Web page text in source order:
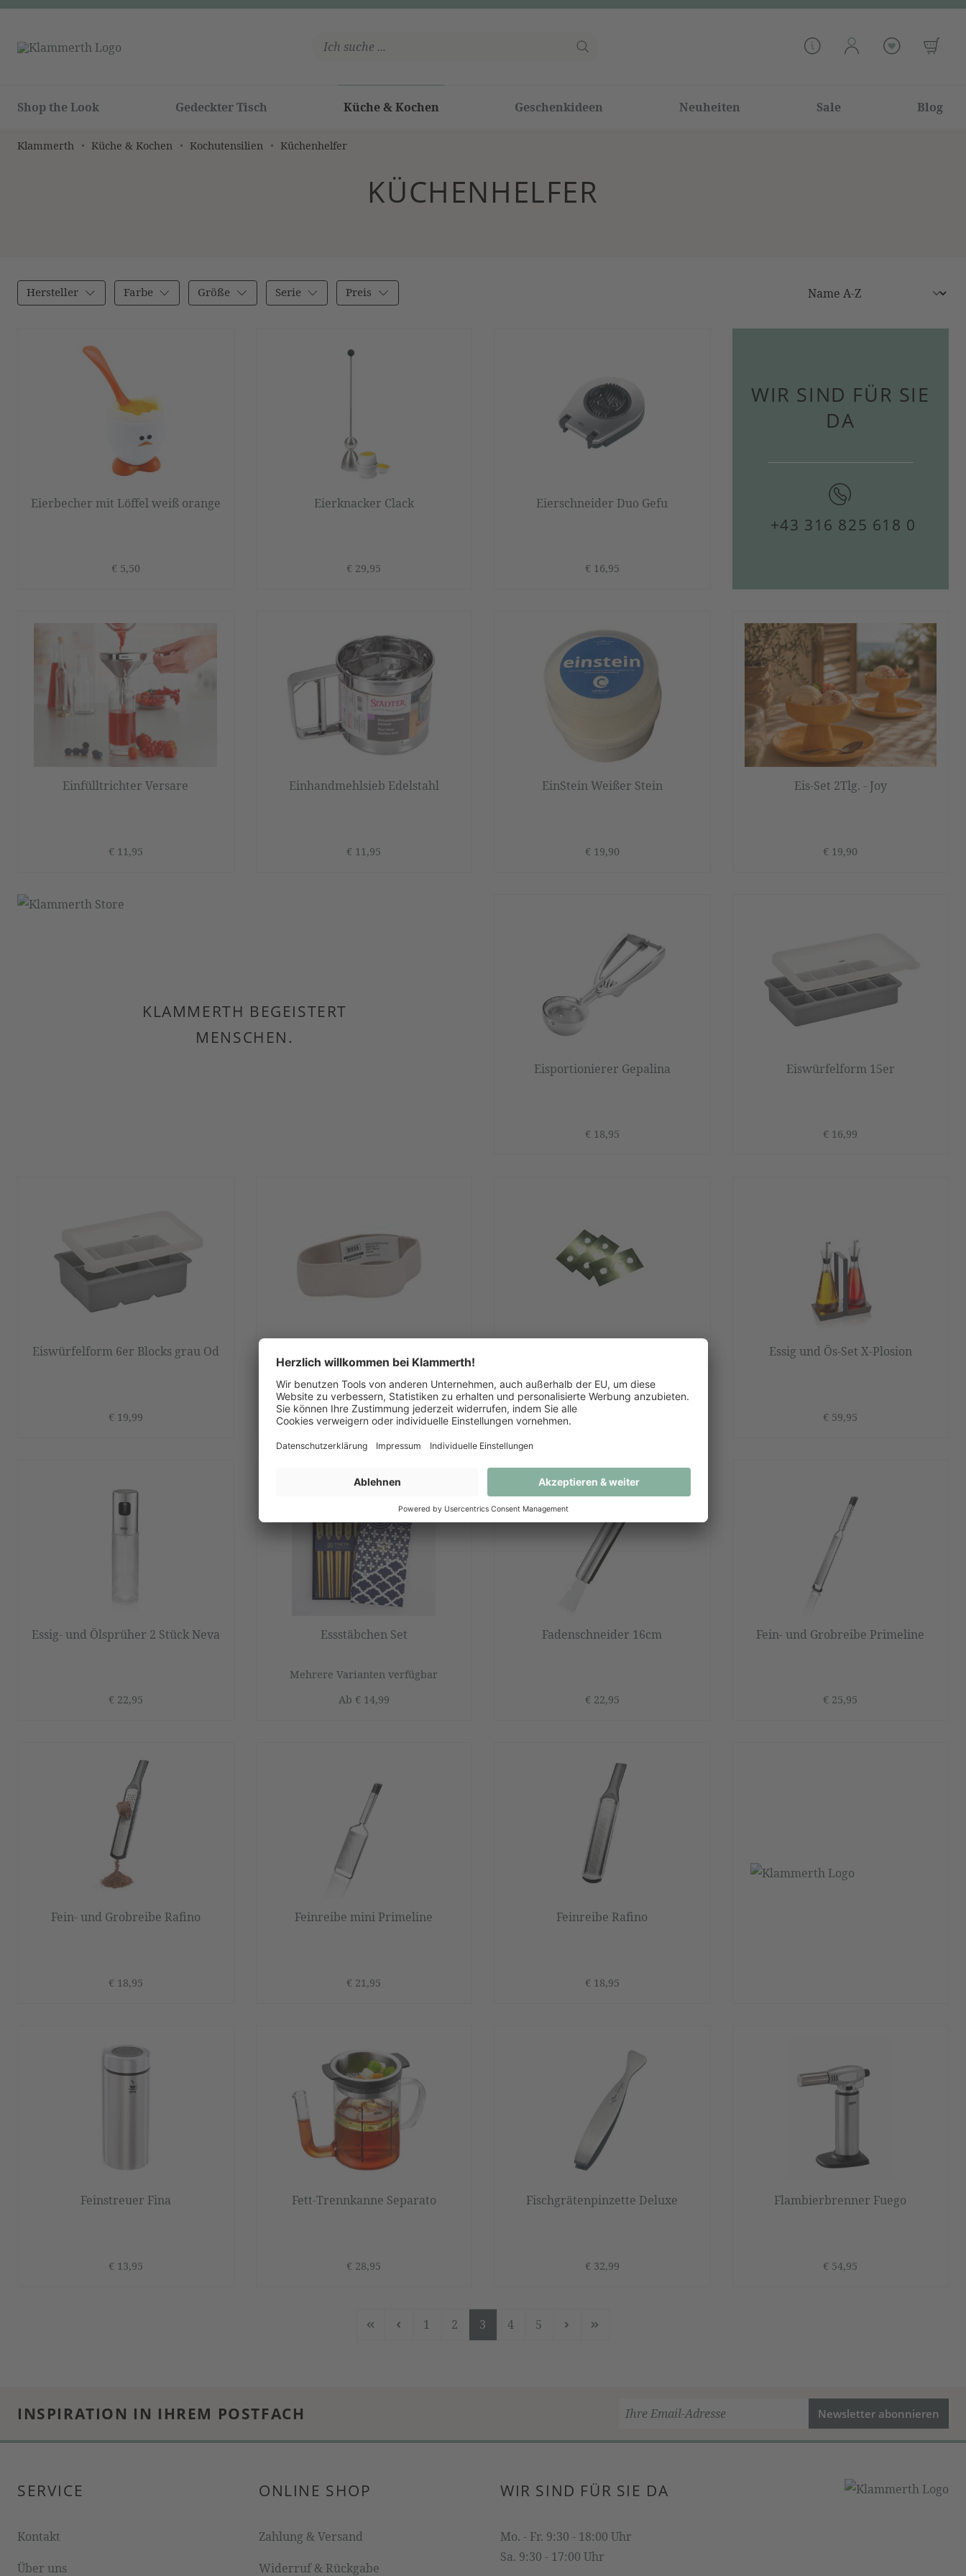
Shop the Look Gedeckter Tisch Küche & Kochen Geschenkideen Neuheiten Sale Blog
Klammerth Küche & Kochen Kochutensilien Küchenhelfer
KÜCHENHELFER
Hersteller Farbe Größe Serie Preis
Eierbecher mit Löffel weiß orange
€ 5,50
Eierknacker Clack
€ 29,95
Eierschneider Duo Gefu
€ 16,95
WIR SIND FÜR SIE
DA
+43 316 825 618 0
Einfülltrichter Versare
€ 11,95
Einhandmehlsieb Edelstahl
€ 11,95
EinStein Weißer Stein
€ 19,90
Eis-Set 2Tlg. - Joy
€ 19,90
KLAMMERTH BEGEISTERT
MENSCHEN.
Eisportionierer Gepalina
€ 18,95
Eiswürfelform 15er
€ 16,99
Eiswürfelform 6er Blocks grau Od
€ 19,99 € 7,50
Essig und Ös-Set X-Plosion
€ 59,95
Essig- und Ölsprüher 2 Stück Neva
€ 22,95
Essstäbchen Set
Mehrere Varianten verfügbar
Ab € 14,99
Fadenschneider 16cm
€ 22,95
Fein- und Grobreibe Primeline
€ 25,95
Fein- und Grobreibe Rafino
€ 18,95
Feinreibe mini Primeline
€ 21,95
Feinreibe Rafino
€ 18,95
Feinstreuer Fina
€ 13,95
Fett-Trennkanne Separato
€ 28,95
Fischgrätenpinzette Deluxe
€ 32,99
Flambierbrenner Fuego
€ 54,95
Seite
1 Seite
2 Seite
3 Seite
4 Seite
5
INSPIRATION IN IHREM POSTFACH Newsletter abonnieren
SERVICE
Kontakt
Über uns
ONLINE SHOP
Zahlung & Versand
Widerruf & Rückgabe
WIR SIND FÜR SIE DA
Mo. - Fr. 9:30 - 18:00 Uhr
Sa. 9:30 - 17:00 Uhr